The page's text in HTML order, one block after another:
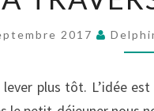
R
D
E
2017
plus tôt. L’idée